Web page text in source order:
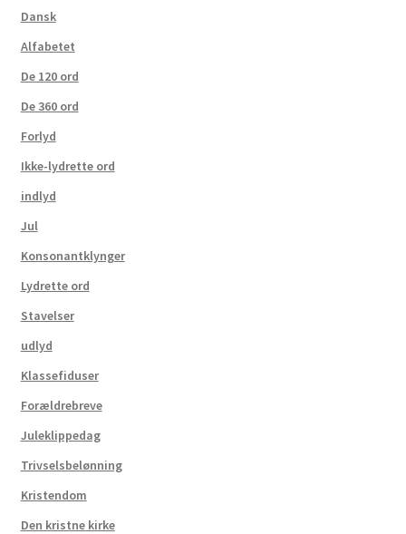
Dansk
Alfabetet
De 120 ord
De 360 ord
Forlyd
Ikke-lydrette ord
indlyd
Jul
Konsonantklynger
Lydrette ord
Stavelser
udlyd
Klassefiduser
Forældrebreve
Juleklippedag
Trivselsbelønning
Kristendom
Den kristne kirke